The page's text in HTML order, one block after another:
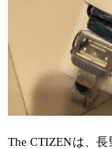
TheCTIZENは、長